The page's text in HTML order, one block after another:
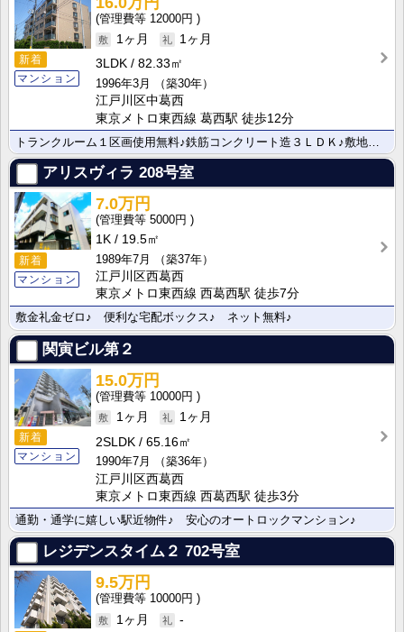
新着
マンション
12000円
1ヶ月
1ヶ月
3LDK
82.33㎡
1996年3月
（築30年）
江戸川区中葛西
東京メトロ東西線 葛西駅 徒歩12分
アリスヴィラ 208号室
新着
マンション
7.0万円
5000円
1K
19.5㎡
1989年7月
（築37年）
江戸川区西葛西
東京メトロ東西線 西葛西駅 徒歩7分
敷金礼金ゼロ♪ 便利な宅配ボックス♪ ネット無料♪
関寅ビル第２
新着
マンション
15.0万円
10000円
1ヶ月
1ヶ月
2SLDK
65.16㎡
1990年7月
（築36年）
江戸川区西葛西
東京メトロ東西線 西葛西駅 徒歩3分
通勤・通学に嬉しい駅近物件♪ 安心のオートロックマンション♪
レジデンスタイム２ 702号室
9.5万円
10000円
1ヶ月
-